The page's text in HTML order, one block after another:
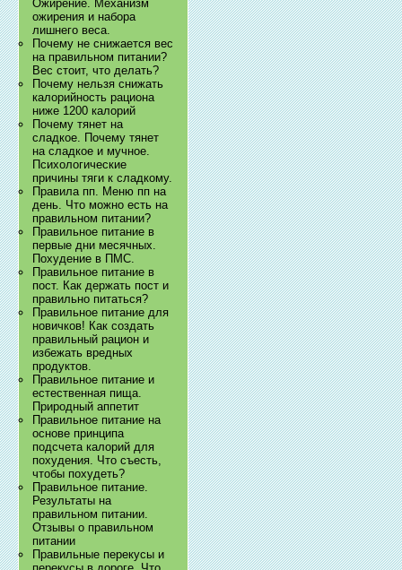
Ожирение. Механизм
ожирения и набора
лишнего веса.
Почему не снижается вес
на правильном питании?
Вес стоит, что делать?
Почему нельзя снижать
калорийность рациона
ниже 1200 калорий
Почему тянет на
сладкое. Почему тянет
на сладкое и мучное.
Психологические
причины тяги к сладкому.
Правила пп. Меню пп на
день. Что можно есть на
правильном питании?
Правильное питание в
первые дни месячных.
Похудение в ПМС.
Правильное питание в
пост. Как держать пост и
правильно питаться?
Правильное питание для
новичков! Как создать
правильный рацион и
избежать вредных
продуктов.
Правильное питание и
естественная пища.
Природный аппетит
Правильное питание на
основе принципа
подсчета калорий для
похудения. Что съесть,
чтобы похудеть?
Правильное питание.
Результаты на
правильном питании.
Отзывы о правильном
питании
Правильные перекусы и